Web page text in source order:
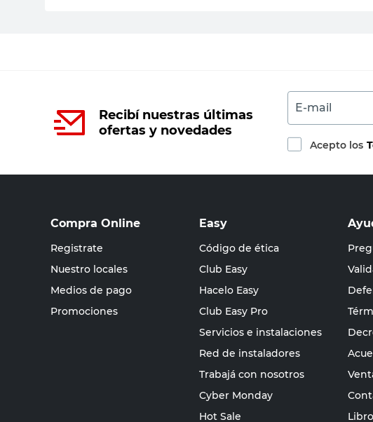
Recibí nuestras últimas
ofertas y novedades
E-mail
Acepto los
Compra Online
Registrate
Nuestro locales
Medios de pago
Promociones
Easy
Código de ética
Club Easy
Hacelo Easy
Club Easy Pro
Servicios e instalaciones
Red de instaladores
Trabajá con nosotros
Cyber Monday
Hot Sale